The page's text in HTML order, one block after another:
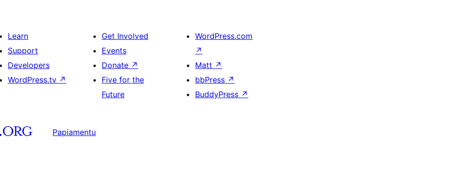
Learn
Support
Developers
WordPress.tv ↗
Get Involved
Events
Donate ↗
Five for the
Future
WordPress.com
↗
Matt ↗
bbPress ↗
BuddyPress ↗
Papiamentu